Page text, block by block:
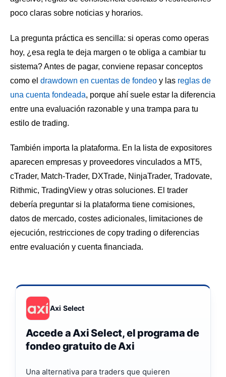
poco claras sobre noticias y horarios.
La pregunta práctica es sencilla: si operas como operas
hoy, ¿esa regla te deja margen o te obliga a cambiar tu
sistema? Antes de pagar, conviene repasar conceptos
como el drawdown en cuentas de fondeo y las reglas de
una cuenta fondeada, porque ahí suele estar la diferencia
entre una evaluación razonable y una trampa para tu
estilo de trading.
También importa la plataforma. En la lista de expositores
aparecen empresas y proveedores vinculados a MT5,
cTrader, Match-Trader, DXTrade, NinjaTrader, Tradovate,
Rithmic, TradingView y otras soluciones. El trader
debería preguntar si la plataforma tiene comisiones,
datos de mercado, costes adicionales, limitaciones de
ejecución, restricciones de copy trading o diferencias
entre evaluación y cuenta financiada.
Axi Select
Accede a Axi Select, el programa de
fondeo gratuito de Axi
Una alternativa para traders que quieren